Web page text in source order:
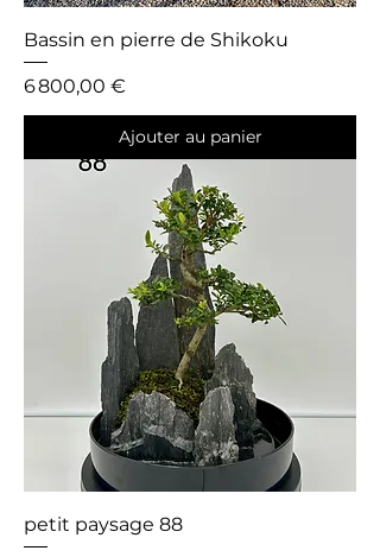
Bassin en pierre de Shikoku
Prix
6 800,00 €
Ajouter au panier
petit paysage 88